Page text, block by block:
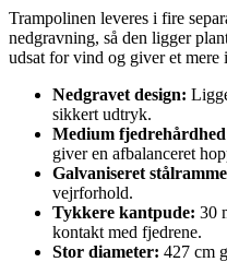
Trampolinen leveres i fire
nedgravning, så den ligger
udsat for vind og giver et mere
Nedgravet design:
sikkert udtryk.
Medium
giver en afbalanceret
Galvaniseret
vejrforhold.
Tykkere kantpude: 30
kontakt med fjedrene.
Stor diameter: 427 cm